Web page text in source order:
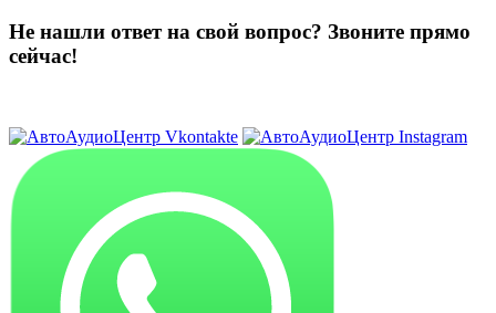
Не нашли ответ на свой вопрос? Звоните прямо
сейчас!